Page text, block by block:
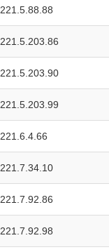
221.5.88.88
221.5.203.86
221.5.203.90
221.5.203.99
221.6.4.66
221.7.34.10
221.7.92.86
221.7.92.98